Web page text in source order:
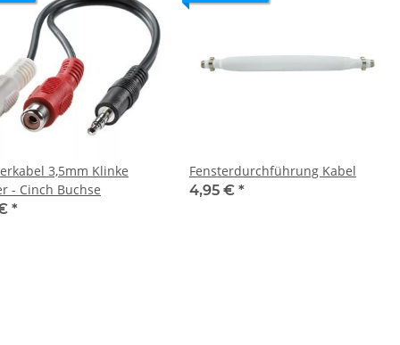
3,5mm Klinke
- Cinch Buchse
*
Fensterdurchführung Kabel
4,95 € *